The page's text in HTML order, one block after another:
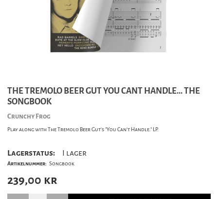
THE TREMOLO BEER GUT YOU CANT HANDLE... THE
SONGBOOK
Crunchy Frog
Play along with The Tremolo Beer Gut's "You Can't Handle." LP.
Lagerstatus: I lager
Artikelnummer: Songbook
239,00 kr